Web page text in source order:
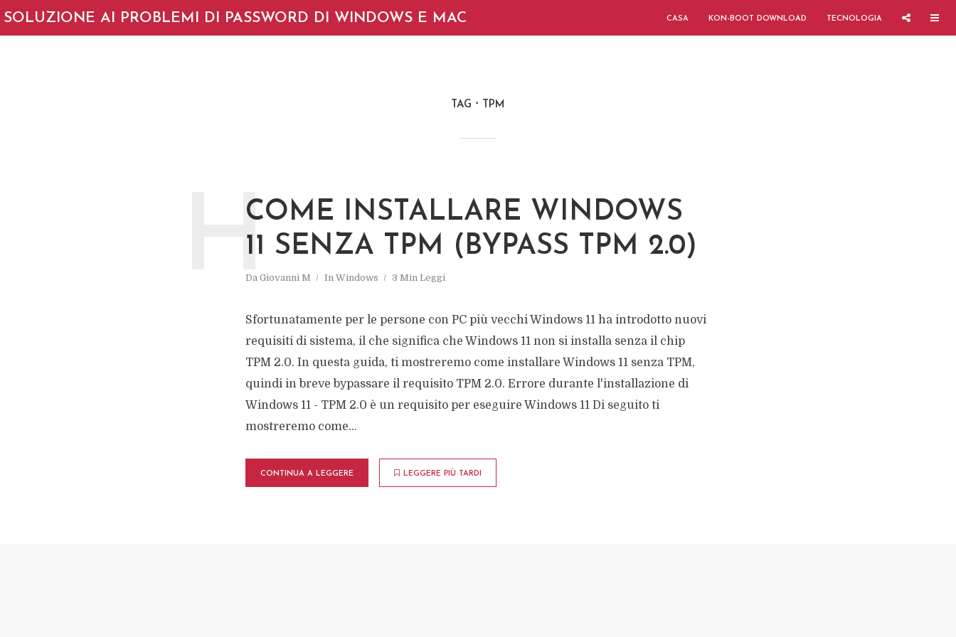
SOLUZIONE AI PROBLEMI DI PASSWORD DI WINDOWS E MAC CASA KON-BOOT DOWNLOAD TECNOLOGIA
TAG TPM
COME INSTALLARE WINDOWS
11 SENZA TPM (BYPASS TPM 2.0)
Da Giovanni M In Windows 3 Min Leggi
H
Sfortunatamente per le persone con PC più vecchi Windows 11 ha introdotto nuovi
requisiti di sistema, il che significa che Windows 11 non si installa senza il chip
TPM 2.0. In questa guida, ti mostreremo come installare Windows 11 senza TPM,
quindi in breve bypassare il requisito TPM 2.0. Errore durante l'installazione di
Windows 11 - TPM 2.0 è un requisito per eseguire Windows 11 Di seguito ti
mostreremo come...
CONTINUA A LEGGERE LEGGERE PIÙ TARDI